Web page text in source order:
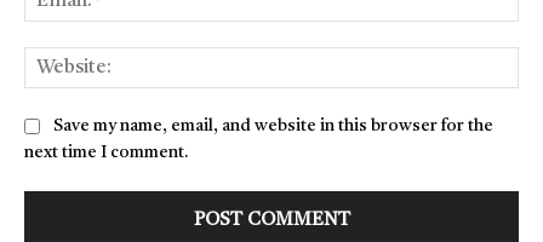
Save my name, email, and website in this browser for the
next time I comment.